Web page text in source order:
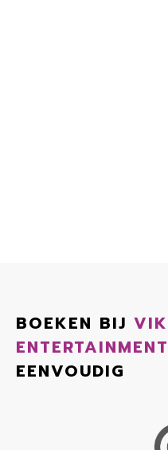
BOEKEN BIJ
ENTERTAINMENT
EENVOUDIG